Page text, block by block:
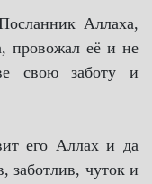
Аллаха,
провожал её и не
свою заботу и
его Аллах и да
заботлив, чуток и